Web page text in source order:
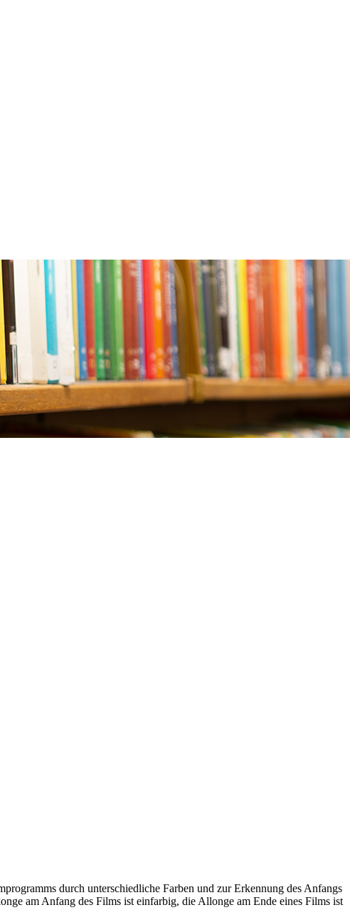
durch unterschiedliche Farben und zur Erkennung des Anfangs
am Anfang des Films ist einfarbig, die Allonge am Ende eines Films ist